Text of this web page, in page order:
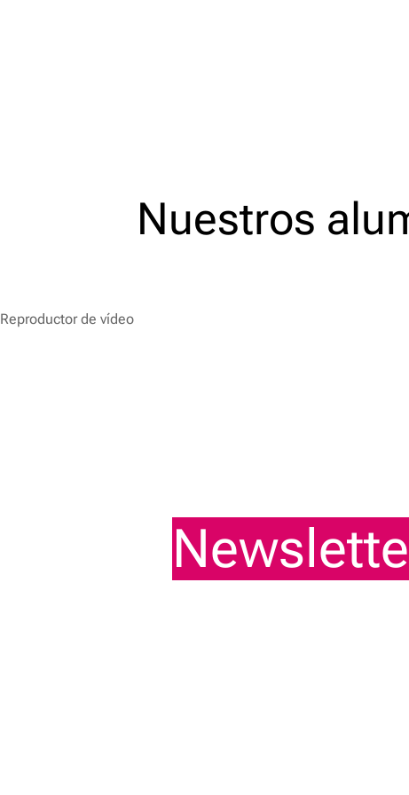
Nuestros
Reproductor de vídeo